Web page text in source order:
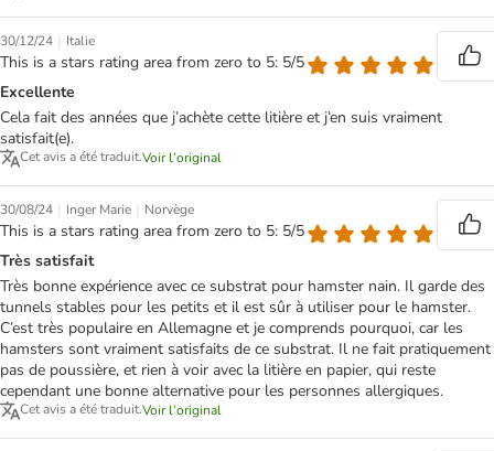
30/12/24 | Italie
This is a stars rating area from zero to 5: 5/5
Excellente
Cela fait des années que j’achète cette litière et j’en suis vraiment
satisfait(e).
Cet avis a été traduit.Voir l’original
30/08/24 | Inger Marie | Norvège
This is a stars rating area from zero to 5: 5/5
Très satisfait
Très bonne expérience avec ce substrat pour hamster nain. Il garde des
tunnels stables pour les petits et il est sûr à utiliser pour le hamster.
C’est très populaire en Allemagne et je comprends pourquoi, car les
hamsters sont vraiment satisfaits de ce substrat. Il ne fait pratiquement
pas de poussière, et rien à voir avec la litière en papier, qui reste
cependant une bonne alternative pour les personnes allergiques.
Cet avis a été traduit.Voir l’original